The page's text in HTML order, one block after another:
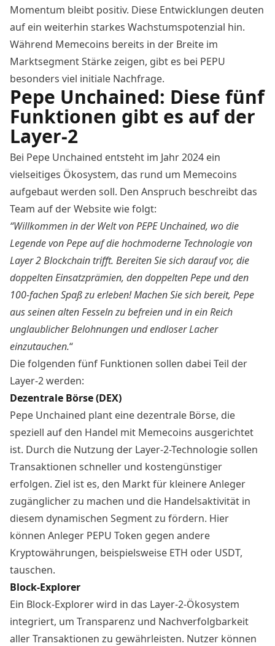
Momentum bleibt positiv. Diese Entwicklungen deuten
auf ein weiterhin starkes Wachstumspotenzial hin.
Während Memecoins bereits in der Breite im
Marktsegment Stärke zeigen, gibt es bei PEPU
besonders viel initiale Nachfrage.
Pepe Unchained: Diese fünf
Funktionen gibt es auf der
Layer-2
Bei Pepe Unchained entsteht im Jahr 2024 ein
vielseitiges Ökosystem, das rund um Memecoins
aufgebaut werden soll. Den Anspruch beschreibt das
Team auf der Website wie folgt:
“Willkommen in der Welt von PEPE Unchained, wo die
Legende von Pepe auf die hochmoderne Technologie von
Layer 2 Blockchain trifft. Bereiten Sie sich darauf vor, die
doppelten Einsatzprämien, den doppelten Pepe und den
100-fachen Spaß zu erleben! Machen Sie sich bereit, Pepe
aus seinen alten Fesseln zu befreien und in ein Reich
unglaublicher Belohnungen und endloser Lacher
einzutauchen.“
Die folgenden fünf Funktionen sollen dabei Teil der
Layer-2 werden:
Dezentrale Börse (DEX)
Pepe Unchained plant eine dezentrale Börse, die
speziell auf den Handel mit Memecoins ausgerichtet
ist. Durch die Nutzung der Layer-2-Technologie sollen
Transaktionen schneller und kostengünstiger
erfolgen. Ziel ist es, den Markt für kleinere Anleger
zugänglicher zu machen und die Handelsaktivität in
diesem dynamischen Segment zu fördern. Hier
können Anleger PEPU Token gegen andere
Kryptowährungen, beispielsweise ETH oder USDT,
tauschen.
Block-Explorer
Ein Block-Explorer wird in das Layer-2-Ökosystem
integriert, um Transparenz und Nachverfolgbarkeit
aller Transaktionen zu gewährleisten. Nutzer können